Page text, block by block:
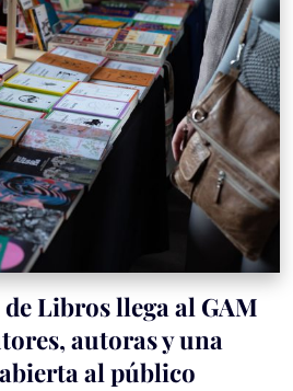
Libros llega al GAM
autoras y una
al público